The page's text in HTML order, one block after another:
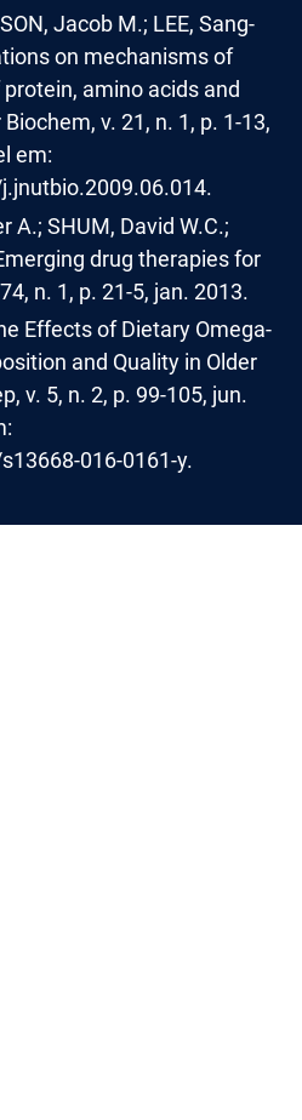
Jacob M.; LEE, Sang-
on mechanisms of
amino acids and
v. 21, n. 1, p. 1-13,
em:
A.; SHUM, David W.C.;
drug therapies for
n. 1, p. 21-5, jan. 2013.
Effects of Dietary Omega-
and Quality in Older
v. 5, n. 2, p. 99-105, jun.
016-0161-y.